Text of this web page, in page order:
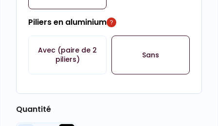
Piliers en aluminium
Avec (paire de 2
piliers)
Sans
Quantité